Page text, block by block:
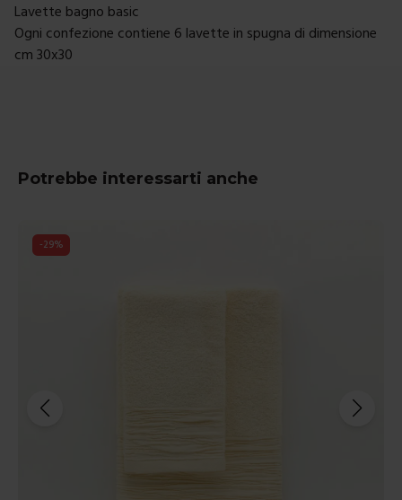
Lavette bagno basic
Ogni confezione contiene 6 lavette in spugna di dimensione
cm 30x30
Potrebbe interessarti anche
-29%